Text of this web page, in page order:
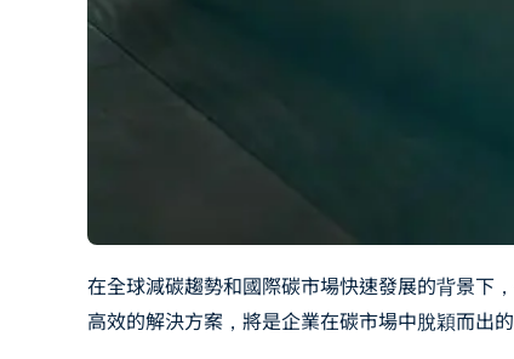
在全球減碳趨勢和國際碳市場快速發展的背景下
高效的解決方案，將是企業在碳市場中脫穎而出的